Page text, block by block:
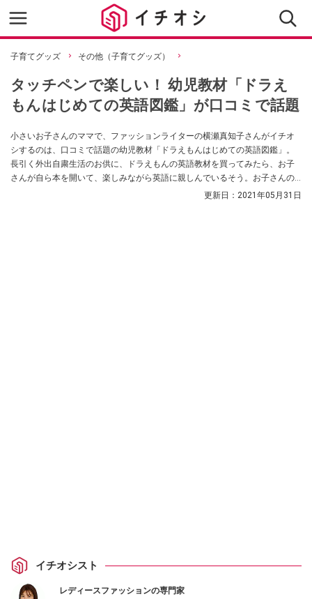
子育てグッズ その他（子育てグッズ）
タッチペンで楽しい！ 幼児教材「ドラえ
もんはじめての英語図鑑」が口コミで話題
小さいお子さんのママで、ファッションライターの横瀬真知子さんがイチオ
シするのは、口コミで話題の幼児教材「ドラえもんはじめての英語図鑑」。
長引く外出自粛生活のお供に、ドラえもんの英語教材を買ってみたら、お子
さんが自ら本を開いて、楽しみながら英語に親しんでいるそう。お子さんの
英語学習に関心をお持ちのママ・パパにおすすめなのだとか。
更新日： 2021年05月31日
イチオシスト
レディースファッションの専門家